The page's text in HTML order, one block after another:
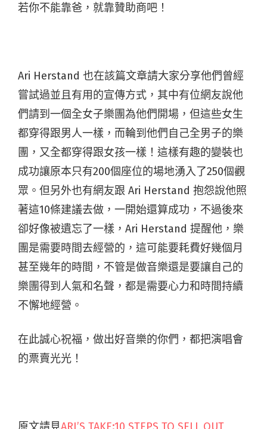
若你不能靠爸，就靠贊助商吧！
Ari Herstand 也在該篇文章請大家分享他們曾經
嘗試過並且有用的宣傳方式，其中有位網友說他
們請到一個全女子樂團為他們開場，但這些女生
都穿得跟男人一樣，而輪到他們自己全男子的樂
團，又全都穿得跟女孩一樣！這樣有趣的變裝也
成功讓原本只有200個座位的場地湧入了250個觀
眾。但另外也有網友跟 Ari Herstand 抱怨說他照
著這10條建議去做，一開始還算成功，不過後來
卻好像被遺忘了一樣，Ari Herstand 提醒他，樂
團是需要時間去經營的，這可能要耗費好幾個月
甚至幾年的時間，不管是做音樂還是要讓自己的
樂團得到人氣和名聲，都是需要心力和時間持續
不懈地經營。
在此誠心祝福，做出好音樂的你們，都把演唱會
的票賣光光！